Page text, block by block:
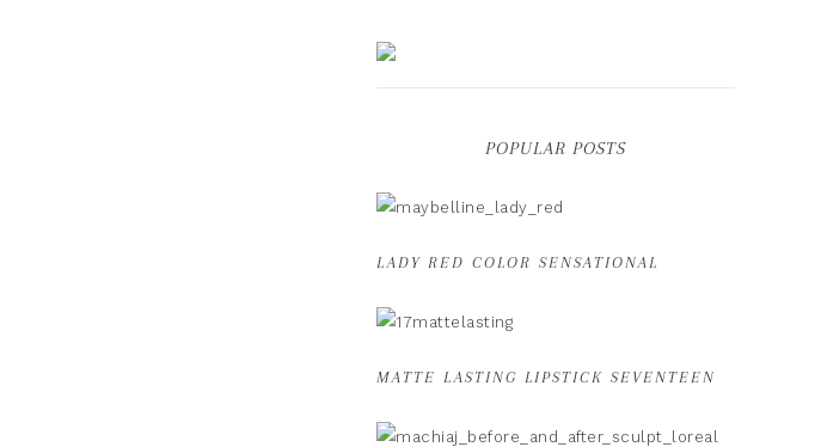
POPULAR POSTS
LADY RED COLOR SENSATIONAL
MATTE LASTING LIPSTICK SEVENTEEN